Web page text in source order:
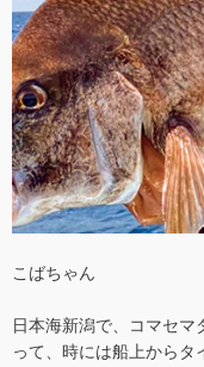
こばちゃん
日本海新潟で、コマセマ
って、時には船上からタ